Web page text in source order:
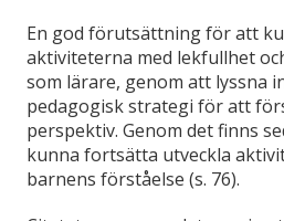
En god förutsättning för att
aktiviteterna med lekfullhet
som lärare, genom att lyssna
pedagogisk strategi för att
perspektiv. Genom det finns
kunna fortsätta utveckla
barnens förståelse (s. 76).